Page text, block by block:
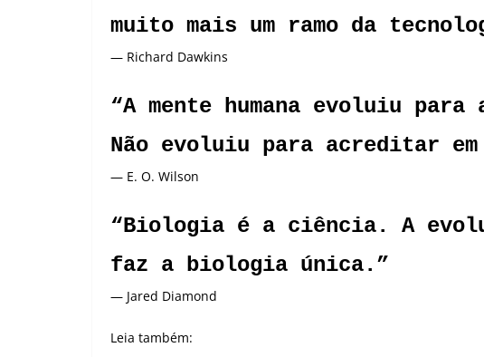
muito mais um ramo da
— Richard Dawkins
“A mente humana evoluiu
Não evoluiu para acreditar
— E. O. Wilson
“Biologia é a ciência. A
faz a biologia única.”
— Jared Diamond
Leia também: